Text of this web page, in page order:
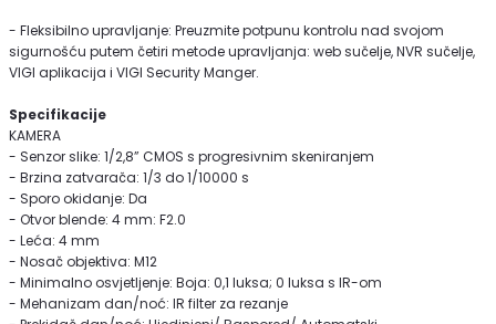
- Fleksibilno upravljanje: Preuzmite potpunu kontrolu nad svojom
sigurnošću putem četiri metode upravljanja: web sučelje, NVR sučelje,
VIGI aplikacija i VIGI Security Manger.
Specifikacije
KAMERA
- Senzor slike: 1/2,8” CMOS s progresivnim skeniranjem
- Brzina zatvarača: 1/3 do 1/10000 s
- Sporo okidanje: Da
- Otvor blende: 4 mm: F2.0
- Leća: 4 mm
- Nosač objektiva: M12
- Minimalno osvjetljenje: Boja: 0,1 luksa; 0 luksa s IR-om
- Mehanizam dan/noć: IR filter za rezanje